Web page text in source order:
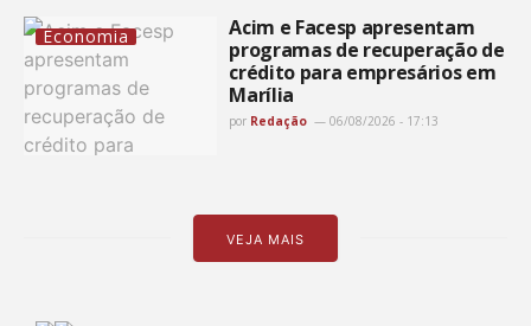
Economia
Acim e Facesp apresentam
programas de recuperação de
crédito para empresários em
Marília
por Redação 06/08/2026 - 17:13
VEJA MAIS